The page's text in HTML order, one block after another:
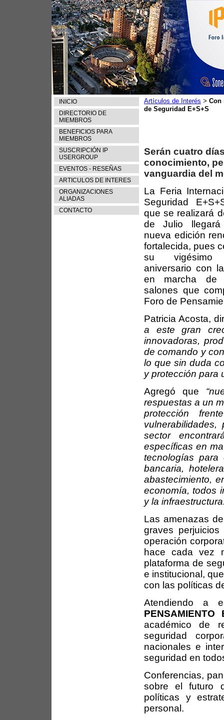
INICIO
DIRECTORIO DE
MIEMBROS
BENEFICIOS PARA
MIEMBROS
SUSCRIPCIÓN IP
USERGROUP
EVENTOS - RESEÑAS
ARTICULOS DE INTERES
ORGANIZACIONES
ALIADAS
CONTACTO
Artículos de Interés > Con
de Seguridad E+S+S
Serán cuatro
conocimiento,
vanguardia del
La Feria
Seguridad
que se realizará
de Julio
nueva edición
fortalecida, pues
su vigésimo
aniversario con
en marcha de
salones que
Foro de
Patricia Acosta,
a este gran
innovadoras,
de comando y
lo que sin duda
y protección para
Agregó que
respuestas a un
protección
sector
específicas en
tecnologías para
bancaria,
abastecimiento,
economía, todos
y la
Las amenazas
graves
operación
hace cada vez
plataforma de
e institucional,
con las políticas
Atendiendo a
PENSAMIENTO
académico de
seguridad
nacionales e
seguridad en
Conferencias,
sobre el futuro
políticas y
personal.